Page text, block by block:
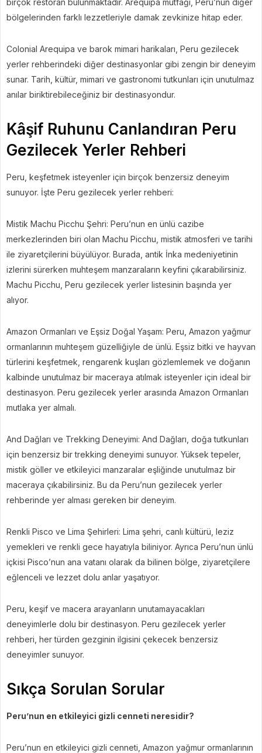
birçok restoran bulunmaktadır. Arequipa mutfağı, Peru’nun diğer
bölgelerinden farklı lezzetleriyle damak zevkinize hitap eder.
Colonial Arequipa ve barok mimari harikaları, Peru gezilecek
yerler rehberindeki diğer destinasyonlar gibi zengin bir deneyim
sunar. Tarih, kültür, mimari ve gastronomi tutkunları için unutulmaz
anılar biriktirebileceğiniz bir destinasyondur.
Kâşif Ruhunu Canlandıran Peru
Gezilecek Yerler Rehberi
Peru, keşfetmek isteyenler için birçok benzersiz deneyim
sunuyor. İşte Peru gezilecek yerler rehberi:
Mistik Machu Picchu Şehri: Peru’nun en ünlü cazibe
merkezlerinden biri olan Machu Picchu, mistik atmosferi ve tarihi
ile ziyaretçilerini büyülüyor. Burada, antik İnka medeniyetinin
izlerini sürerken muhteşem manzaraların keyfini çıkarabilirsiniz.
Machu Picchu, Peru gezilecek yerler listesinin başında yer
alıyor.
Amazon Ormanları ve Eşsiz Doğal Yaşam: Peru, Amazon yağmur
ormanlarının muhteşem güzelliğiyle de ünlü. Eşsiz bitki ve hayvan
türlerini keşfetmek, rengarenk kuşları gözlemlemek ve doğanın
kalbinde unutulmaz bir maceraya atılmak isteyenler için ideal bir
destinasyon. Peru gezilecek yerler arasında Amazon Ormanları
mutlaka yer almalı.
And Dağları ve Trekking Deneyimi: And Dağları, doğa tutkunları
için benzersiz bir trekking deneyimi sunuyor. Yüksek tepeler,
mistik göller ve etkileyici manzaralar eşliğinde unutulmaz bir
maceraya çıkabilirsiniz. Bu da Peru’nun gezilecek yerler
rehberinde yer alması gereken bir deneyim.
Renkli Pisco ve Lima Şehirleri: Lima şehri, canlı kültürü, leziz
yemekleri ve renkli gece hayatıyla biliniyor. Ayrıca Peru’nun ünlü
içkisi Pisco’nun ana vatanı olarak da bilinen bölge, ziyaretçilere
eğlenceli ve lezzet dolu anlar yaşatıyor.
Peru, keşif ve macera arayanların unutamayacakları
deneyimlerle dolu bir destinasyon. Peru gezilecek yerler
rehberi, her türden gezginin ilgisini çekecek benzersiz
deneyimler sunuyor.
Sıkça Sorulan Sorular
Peru’nun en etkileyici gizli cenneti neresidir?
Peru’nun en etkileyici gizli cenneti, Amazon yağmur ormanlarının